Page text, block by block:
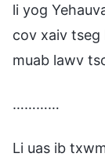
li yog
cov xaiv tseg
muab lawv
…………
Li uas ib